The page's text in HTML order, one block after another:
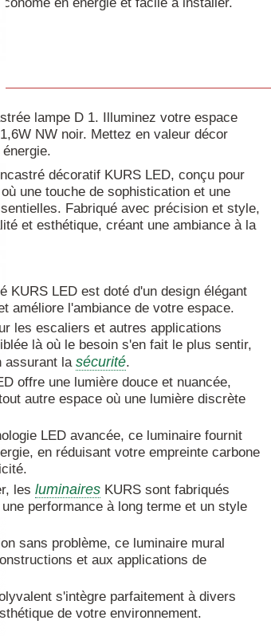
lampe D 1. Illuminez votre espace
NW noir. Mettez en valeur décor
décoratif KURS LED, conçu pour
une touche de sophistication et une
Fabriqué avec précision et style,
et esthétique, créant une ambiance à la
KURS LED est doté d'un design élégant
améliore l'ambiance de votre espace.
les escaliers et autres applications
là où le besoin s'en fait le plus sentir,
assurant la sécurité.
offre une lumière douce et nuancée,
autre espace où une lumière discrète
LED avancée, ce luminaire fournit
en réduisant votre empreinte carbone
les luminairesKURS sont fabriqués
performance à long terme et un style
sans problème, ce luminaire mural
et aux applications de
s'intègre parfaitement à divers
de votre environnement.